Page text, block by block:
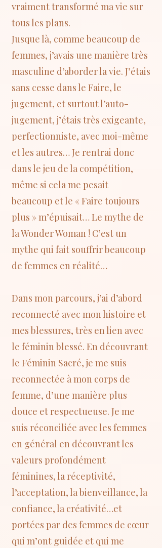
vraiment transformé ma vie sur
tous les plans.
Jusque là, comme beaucoup de
femmes, j’avais une manière très
masculine d’aborder la vie. J’étais
sans cesse dans le Faire, le
jugement, et surtout l’auto-
jugement, j’étais très exigeante,
perfectionniste, avec moi-même
et les autres… Je rentrai donc
dans le jeu de la compétition,
même si cela me pesait
beaucoup et le « Faire toujours
plus » m’épuisait… Le mythe de
la Wonder Woman ! C’est un
mythe qui fait souffrir beaucoup
de femmes en réalité…
Dans mon parcours, j’ai d’abord
reconnecté avec mon histoire et
mes blessures, très en lien avec
le féminin blessé. En découvrant
le Féminin Sacré, je me suis
reconnectée à mon corps de
femme, d’une manière plus
douce et respectueuse. Je me
suis réconciliée avec les femmes
en général en découvrant les
valeurs profondément
féminines, la réceptivité,
l’acceptation, la bienveillance, la
confiance, la créativité…et
portées par des femmes de cœur
qui m’ont guidée et qui me